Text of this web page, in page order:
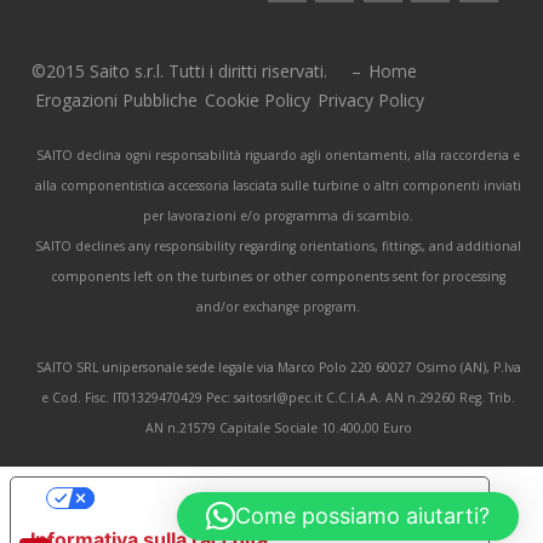
©2015 Saito s.r.l. Tutti i diritti riservati. – Home
Erogazioni Pubbliche Cookie Policy Privacy Policy
SAITO declina ogni responsabilità riguardo agli orientamenti, alla raccorderia e
alla componentistica accessoria lasciata sulle turbine o altri componenti inviati
per lavorazioni e/o programma di scambio.
SAITO declines any responsibility regarding orientations, fittings, and additional
components left on the turbines or other components sent for processing
and/or exchange program.
SAITO SRL unipersonale sede legale via Marco Polo 220 60027 Osimo (AN), P.Iva
e Cod. Fisc. IT01329470429 Pec: saitosrl@pec.it C.C.I.A.A. AN n.29260 Reg. Trib.
AN n.21579 Capitale Sociale 10.400,00 Euro
Come possiamo aiutarti?
Le tue preferenze relative alla privacy